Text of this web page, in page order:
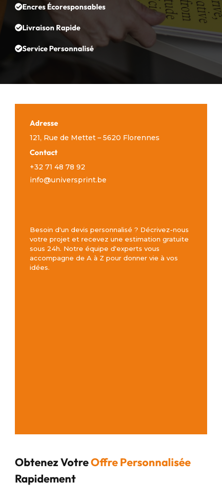
Encres Écoresponsables
Livraison Rapide
Service Personnalisé
Adresse
121, Rue de Mettet – 5620 Florennes
Contact
+32 71 48 78 92
info@universprint.be
Besoin d'un devis personnalisé ? Décrivez-nous
votre projet et recevez une estimation gratuite
sous 24h. Notre équipe d'experts vous
accompagne de A à Z pour donner vie à vos
idées.
Obtenez VotreOffre Personnalisée
Rapidement